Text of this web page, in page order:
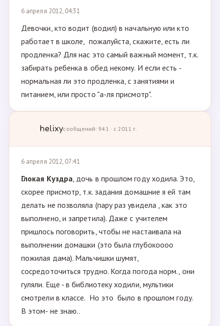
6 апреля 2012, 04:31
Девочки, кто водит (водил) в начальную или кто
работает в школе, пожалуйста, скажите, есть ли
продленка? Для нас это самый важный момент, т.к.
забирать ребенка в обед некому. И если есть -
нормальная ли это продленка, с занятиями и
питанием, или просто "а-ля присмотр".
helixyсообщений: 941 · с 2011 г.
6 апреля 2012, 07:41
Глокая Куздра, дочь в прошлом году ходила. Это,
скорее присмотр, т.к. задания домашние я ей там
делать не позволяла (пару раз увидела , как это
выполнено, и запретила). Даже с учителем
пришлось поговорить, чтобы не настаивала на
выполнении домашки (это была глубокоооо
пожилая дама). Мальчишки шумят,
сосредоточиться трудно. Когда погода норм., они
гуляли. Еще - в библиотеку ходили, мультики
смотрели в классе. Но это было в прошлом году.
В этом- не знаю..